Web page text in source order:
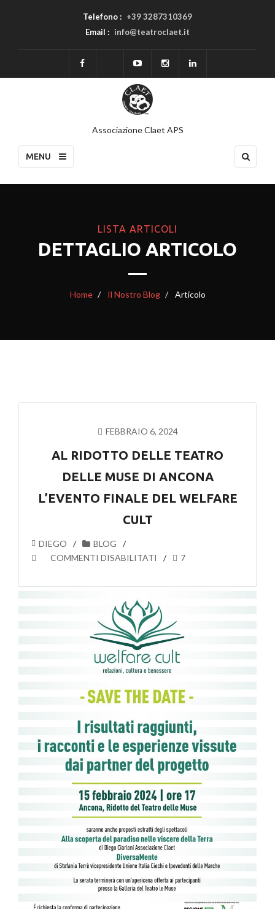
Telefono : +39 3287310369
Email : info@teatroclaet.it
Associazione Claet APS
MENU
LISTA ARTICOLI
DETTAGLIO ARTICOLO
Home Il Nostro Blog Articolo
FEBBRAIO 6, 2024
AL RIDOTTO DELLE TEATRO
DELLE MUSE DI ANCONA
L’EVENTO FINALE DEL WELFARE
CULT
DIEGO
BLOG
COMMENTI DISABILITATI
SU
RIDOTTO
WELFARE
CULT
7